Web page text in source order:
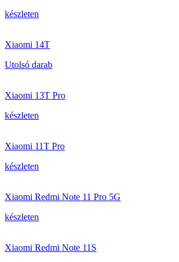
készleten
Xiaomi 14T
Utolsó darab
Xiaomi 13T Pro
készleten
Xiaomi 11T Pro
készleten
Xiaomi Redmi Note 11 Pro 5G
készleten
Xiaomi Redmi Note 11S